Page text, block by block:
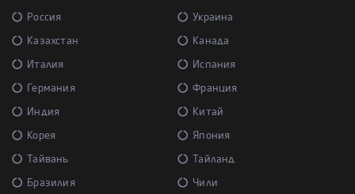
Россия Украина
Казахстан Канада
Италия Испания
Германия Франция
Индия Китай
Корея Япония
Тайвань Тайланд
Бразилия Чили